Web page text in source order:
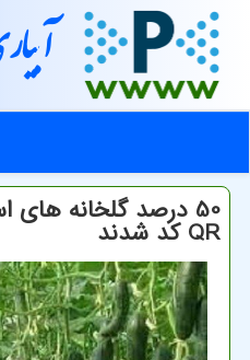
50 درصد گلخانه های
QR کد شدند